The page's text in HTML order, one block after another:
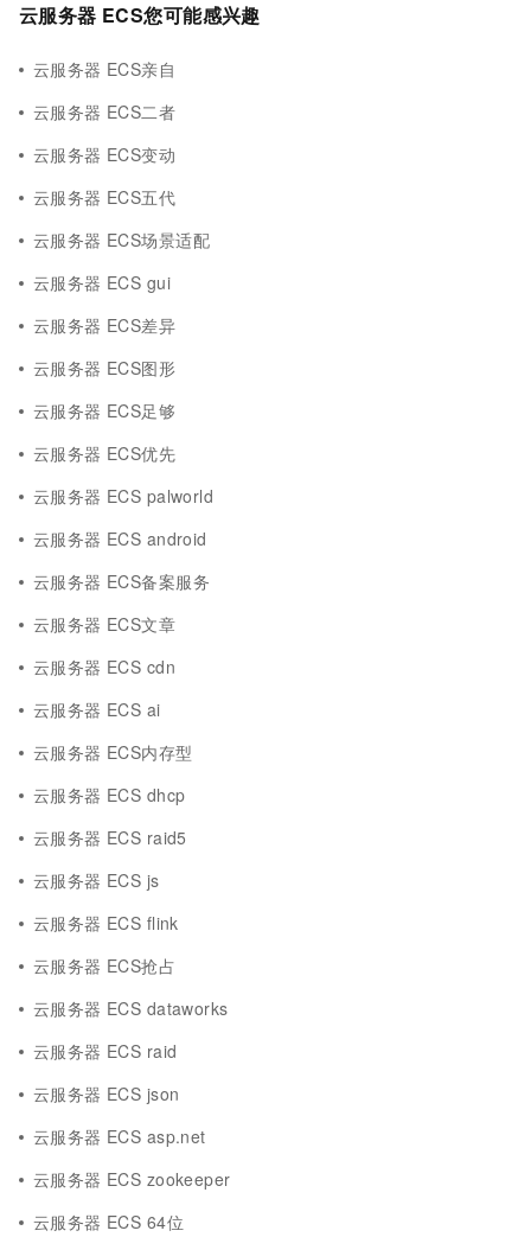
云服务器 ECS您可能感兴趣
云服务器 ECS亲自
云服务器 ECS二者
云服务器 ECS变动
云服务器 ECS五代
云服务器 ECS场景适配
云服务器 ECS gui
云服务器 ECS差异
云服务器 ECS图形
云服务器 ECS足够
云服务器 ECS优先
云服务器 ECS palworld
云服务器 ECS android
云服务器 ECS备案服务
云服务器 ECS文章
云服务器 ECS cdn
云服务器 ECS ai
云服务器 ECS内存型
云服务器 ECS dhcp
云服务器 ECS raid5
云服务器 ECS js
云服务器 ECS flink
云服务器 ECS抢占
云服务器 ECS dataworks
云服务器 ECS raid
云服务器 ECS json
云服务器 ECS asp.net
云服务器 ECS zookeeper
云服务器 ECS 64位